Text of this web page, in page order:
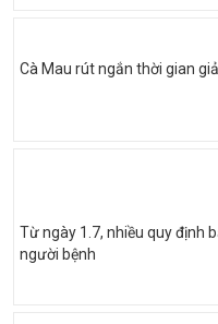
Cà Mau rút ngắn thời gian
Từ ngày 1.7, nhiều quy định
người bệnh